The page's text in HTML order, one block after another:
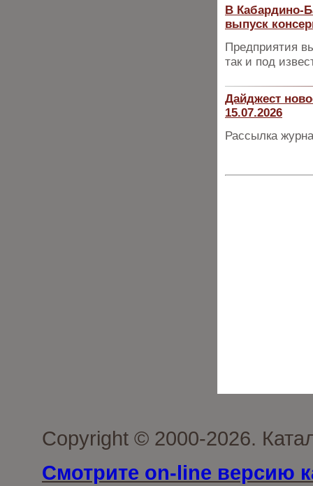
В Кабардино-
выпуск
Предприятия
так и под
Дайджест
15.07.2026
Рассылка
Copyright © 2000-2026.
Смотрите on-line версию